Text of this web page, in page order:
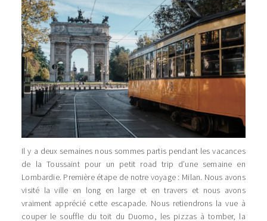
Il y a deux semaines nous sommes partis pendant les vacances
de la Toussaint pour un petit road trip d’une semaine en
Lombardie. Première étape de notre voyage : Milan. Nous avons
visité la ville en long en large et en travers et nous avons
vraiment apprécié cette escapade. Nous retiendrons la vue à
couper le souffle du toit du Duomo, les pizzas à tomber, la